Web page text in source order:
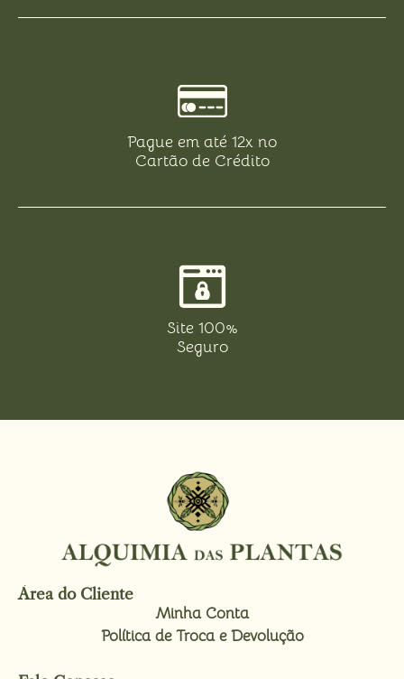
Pague em até 12x no
Cartão de Crédito
Site 100%
Seguro
Área do Cliente
Minha Conta
Política de Troca e Devolução